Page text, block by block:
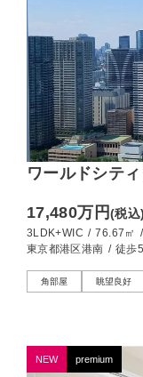
ワールドシテ
17,480万円(税込)
3LDK+WIC / 76.67㎡ /
東京都港区港南 / 徒歩
角部屋 眺望良好
NEW premium